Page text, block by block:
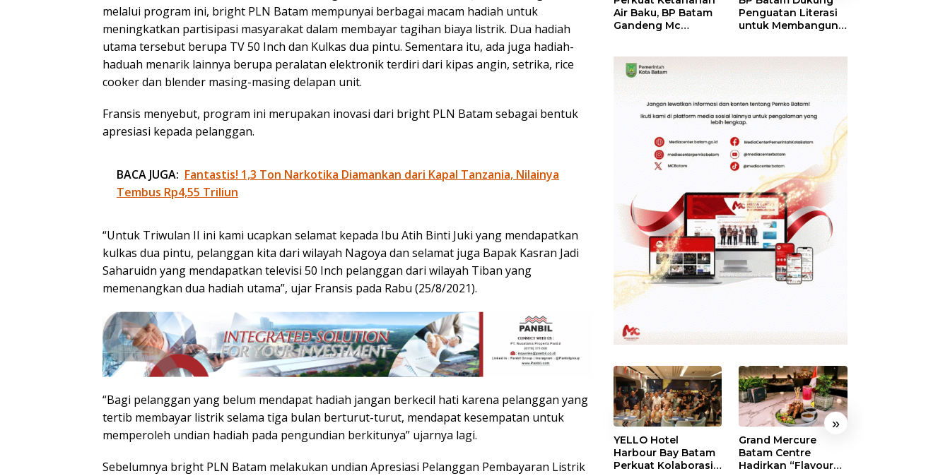
melalui program ini, bright PLN Batam mempunyai berbagai macam hadiah untuk
meningkatkan partisipasi masyarakat dalam membayar tagihan biaya listrik. Dua hadiah
utama tersebut berupa TV 50 Inch dan Kulkas dua pintu. Sementara itu, ada juga hadiah-
haduah menarik lainnya berupa peralatan elektronik terdiri dari kipas angin, setrika, rice
cooker dan blender masing-masing delapan unit.
Fransis menyebut, program ini merupakan inovasi dari bright PLN Batam sebagai bentuk
apresiasi kepada pelanggan.
BACA JUGA: Fantastis! 1,3 Ton Narkotika Diamankan dari Kapal Tanzania, Nilainya
Tembus Rp4,55 Triliun
“Untuk Triwulan II ini kami ucapkan selamat kepada Ibu Atih Binti Juki yang mendapatkan
kulkas dua pintu, pelanggan kita dari wilayah Nagoya dan selamat juga Bapak Kasran Jadi
Saharuidn yang mendapatkan televisi 50 Inch pelanggan dari wilayah Tiban yang
memenangkan dua hadiah utama”, ujar Fransis pada Rabu (25/8/2021).
“Bagi pelanggan yang belum mendapat hadiah jangan berkecil hati karena pelanggan yang
tertib membayar listrik selama tiga bulan berturut-turut, mendapat kesempatan untuk
memperoleh undian hadiah pada pengundian berkitunya” ujarnya lagi.
Sebelumnya bright PLN Batam melakukan undian Apresiasi Pelanggan Pembayaran Listrik
Air Baku, BP Batam
Gandeng Mc
Bendungan Sei
Nongsa
Penguatan Literasi
untuk Membangun
Generasi Masa
Depan
« »
YELLO Hotel
Harbour Bay Batam
Perkuat Kolaborasi
Grand Mercure
Batam Centre
Hadirkan “Flavours